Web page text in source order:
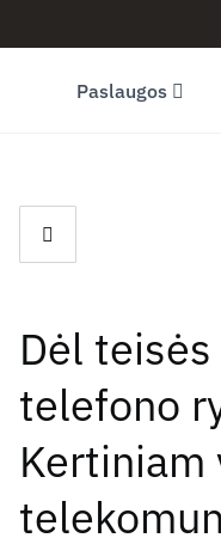
Youtube (opens in
Paslaugos
Dėl
telefono
Kertiniam